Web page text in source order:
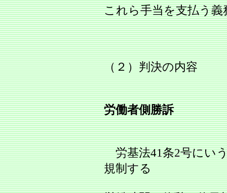
これら手当を支払う
（２）判決の内容
労働者側勝訴
労基法41条2号にい
規制する